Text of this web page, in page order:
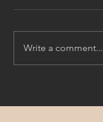
Write a comment...